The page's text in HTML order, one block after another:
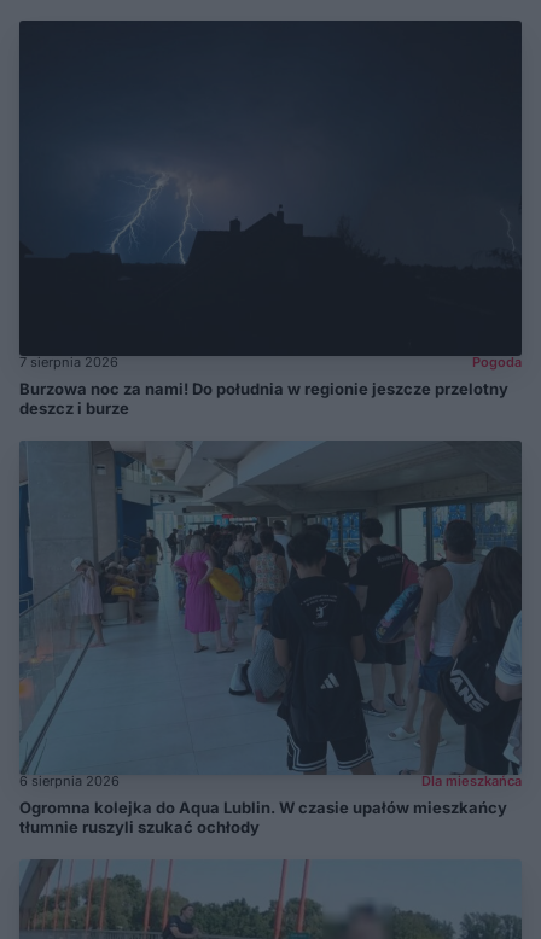
7 sierpnia 2026 Pogoda
Burzowa noc za nami! Do południa w regionie jeszcze przelotny
deszcz i burze
6 sierpnia 2026 Dla mieszkańca
Ogromna kolejka do Aqua Lublin. W czasie upałów mieszkańcy
tłumnie ruszyli szukać ochłody